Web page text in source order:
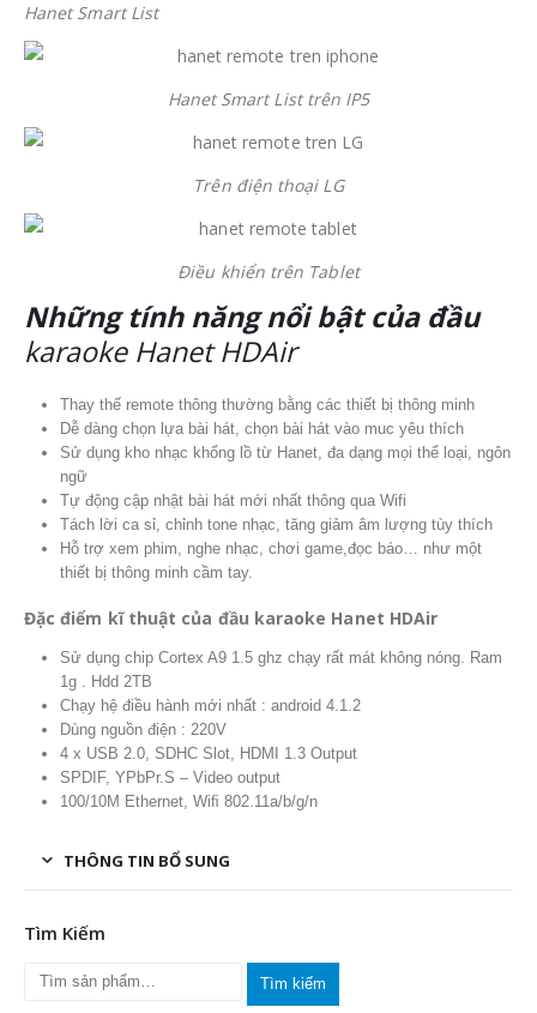
Hanet Smart List
Hanet Smart List trên IP5
Trên điện thoại LG
Điều khiển trên Tablet
Những tính năng nổi bật của đầu
karaoke Hanet HDAir
Thay thế remote thông thường bằng các thiết bị thông minh
Dễ dàng chọn lựa bài hát, chọn bài hát vào muc yêu thích
Sử dụng kho nhạc khổng lồ từ Hanet, đa dạng mọi thể loại, ngôn
ngữ
Tự động cập nhật bài hát mới nhất thông qua Wifi
Tách lời ca sỉ, chỉnh tone nhạc, tăng giảm âm lượng tùy thích
Hỗ trợ xem phim, nghe nhạc, chơi game,đọc báo… như một
thiết bị thông minh cầm tay.
Đặc điểm kĩ thuật của đầu karaoke Hanet HDAir
Sử dụng chip Cortex A9 1.5 ghz chạy rất mát không nóng. Ram
1g . Hdd 2TB
Chạy hệ điều hành mới nhất : android 4.1.2
Dùng nguồn điện : 220V
4 x USB 2.0, SDHC Slot, HDMI 1.3 Output
SPDIF, YPbPr.S – Video output
100/10M Ethernet, Wiﬁ 802.11a/b/g/n
THÔNG TIN BỔ SUNG
Tìm Kiếm
Tìm kiếm